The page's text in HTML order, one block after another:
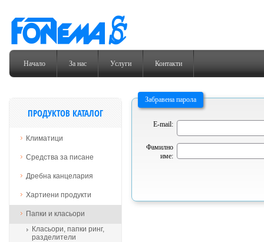
Начало За нас Услуги Контакти
ПРОДУКТОВ КАТАЛОГ
Климатици
Средства за писане
Дребна канцелария
Хартиени продукти
Папки и класьори
Класьори, папки ринг,
разделители
Забравена парола
E-mail:
Фамилно
име: